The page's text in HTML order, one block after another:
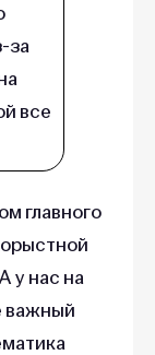
за
все
главного
у нас на
важный